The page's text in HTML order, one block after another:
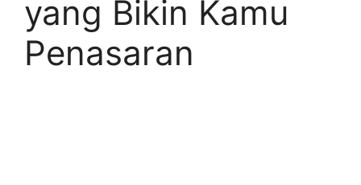
yang Bikin Kamu
Penasaran